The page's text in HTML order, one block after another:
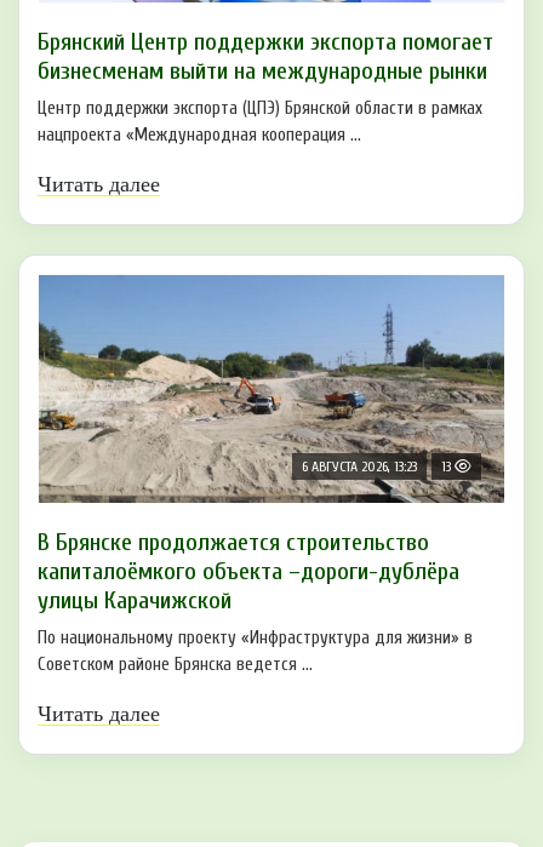
Брянский Центр поддержки экспорта помогает
бизнесменам выйти на международные рынки
Центр поддержки экспорта (ЦПЭ) Брянской области в рамках
нацпроекта «Международная кооперация ...
Читать далее
6 АВГУСТА 2026, 13:23 13
В Брянске продолжается строительство
капиталоёмкого объекта –дороги-дублёра
улицы Карачижской
По национальному проекту «Инфраструктура для жизни» в
Советском районе Брянска ведется ...
Читать далее